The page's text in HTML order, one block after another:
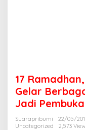
17
Gelar
Jadi
Suarapribumi
22/05/
Uncategorized
2,573